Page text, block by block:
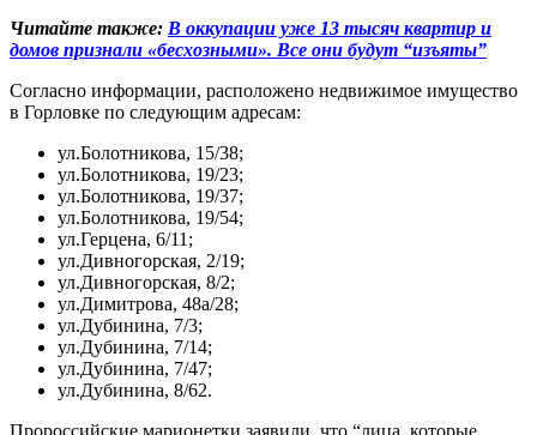
Читайте также: В оккупации уже 13 тысяч квартир и
домов признали «бесхозными». Все они будут “изъяты”
Согласно информации, расположено недвижимое имущество
в Горловке по следующим адресам:
ул.Болотникова, 15/38;
ул.Болотникова, 19/23;
ул.Болотникова, 19/37;
ул.Болотникова, 19/54;
ул.Герцена, 6/11;
ул.Дивногорская, 2/19;
ул.Дивногорская, 8/2;
ул.Димитрова, 48а/28;
ул.Дубинина, 7/3;
ул.Дубинина, 7/14;
ул.Дубинина, 7/47;
ул.Дубинина, 8/62.